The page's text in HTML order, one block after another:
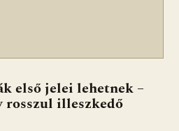
első jelei lehetnek –
rosszul illeszkedő